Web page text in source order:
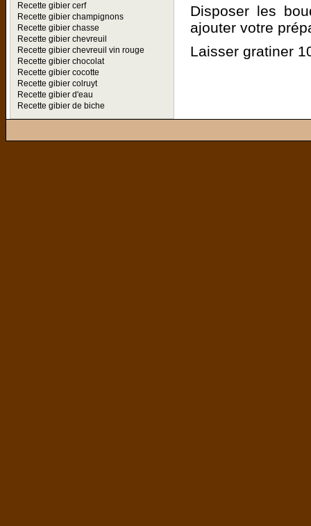
Recette gibier cerf
Recette gibier champignons
Recette gibier chasse
Recette gibier chevreuil
Recette gibier chevreuil vin rouge
Recette gibier chocolat
Recette gibier cocotte
Recette gibier colruyt
Recette gibier d'eau
Recette gibier de biche
Disposer les
ajouter votre
Laisser gratiner